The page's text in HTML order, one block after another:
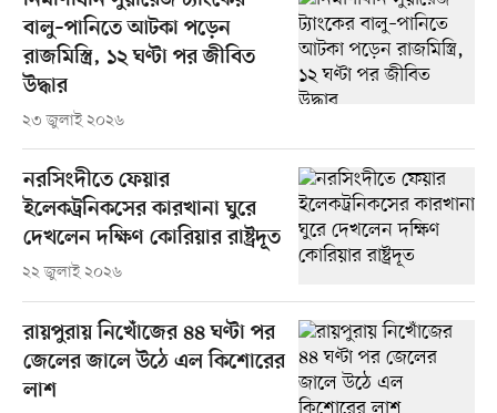
বালু–পানিতে আটকা পড়েন
রাজমিস্ত্রি, ১২ ঘণ্টা পর জীবিত
উদ্ধার
২৩ জুলাই ২০২৬
নরসিংদীতে ফেয়ার
ইলেকট্রনিকসের কারখানা ঘুরে
দেখলেন দক্ষিণ কোরিয়ার রাষ্ট্রদূত
২২ জুলাই ২০২৬
রায়পুরায় নিখোঁজের ৪৪ ঘণ্টা পর
জেলের জালে উঠে এল কিশোরের
লাশ